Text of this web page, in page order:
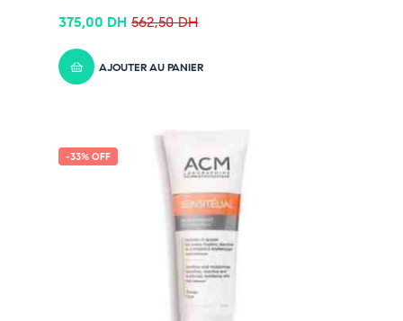
562,50DH
375,00 DH
AJOUTER AU PANIER
-33% OFF